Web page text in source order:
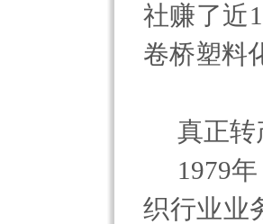
社赚了近
卷桥塑料
真正转
1979
织行业业